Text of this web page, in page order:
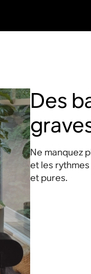
Des
Ne manquez
et les
et pures.